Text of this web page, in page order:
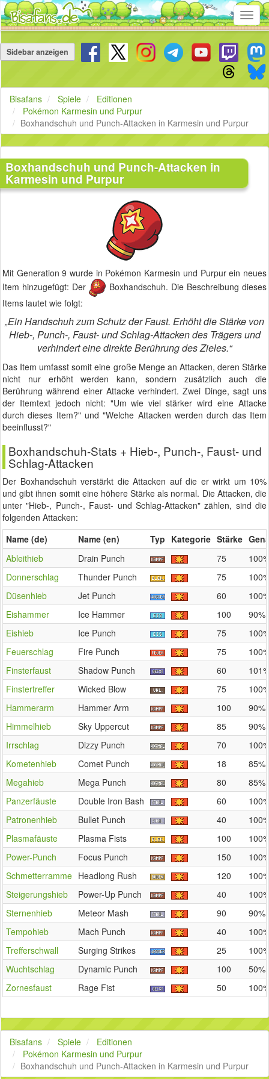
überspringen
Sidebar anzeigen
Bisafans Spiele
Editionen
Pokémon Karmesin und Purpur
Boxhandschuh und Punch-Attacken in Karmesin und Purpur
Boxhandschuh und Punch-Attacken in
Karmesin und Purpur
Mit Generation 9 wurde in Pokémon Karmesin und Purpur ein neues
Item hinzugefügt: Der
Boxhandschuh. Die Beschreibung dieses
Items lautet wie folgt:
„Ein Handschuh zum Schutz der Faust. Erhöht die Stärke von
Hieb-, Punch-, Faust- und Schlag-Attacken des Trägers und
verhindert eine direkte Berührung des Zieles.“
Das Item umfasst somit eine große Menge an Attacken, deren Stärke
nicht nur erhöht werden kann, sondern zusätzlich auch die
Berührung während einer Attacke verhindert. Zwei Dinge, sagt uns
der Itemtext jedoch nicht: "Um wie viel stärker wird eine Attacke
durch dieses Item?" und "Welche Attacken werden durch das Item
beeinflusst?"
Boxhandschuh-Stats + Hieb-, Punch-, Faust- und
Schlag-Attacken
Der Boxhandschuh verstärkt die Attacken auf die er wirkt um 10%
und gibt ihnen somit eine höhere Stärke als normal. Die Attacken, die
unter "Hieb-, Punch-, Faust- und Schlag-Attacken" zählen, sind die
folgenden Attacken:
Name (de)
Name (en) Typ Kategorie Stärke
Ableithieb
Drain Punch 75
Donnerschlag
Thunder Punch 75
Düsenhieb
Jet Punch 60
Eishammer
Ice Hammer 100
90%
Eishieb
Ice Punch 75
Feuerschlag
Fire Punch 75
Finsterfaust
Shadow Punch 60
Finstertreffer
Wicked Blow 75
Hammerarm
Hammer Arm 100
90%
Himmelhieb
Sky Uppercut 85
90%
Irrschlag
Dizzy Punch 70
Kometenhieb
Comet Punch 18
85%
Megahieb
Mega Punch 80
85%
Panzerfäuste
Double Iron Bash 60
Patronenhieb
Bullet Punch 40
Plasmafäuste
Plasma Fists 100
Power-Punch
Focus Punch 150
Schmetterramme Headlong Rush 120
Steigerungshieb
Power-Up Punch 40
Sternenhieb
Meteor Mash 90
90%
Tempohieb
Mach Punch 40
Trefferschwall
Surging Strikes 25
Wuchtschlag
Dynamic Punch 100
50%
Zornesfaust
Rage Fist 50
Bisafans Spiele
Editionen
Pokémon Karmesin und Purpur
Boxhandschuh und Punch-Attacken in Karmesin und Purpur